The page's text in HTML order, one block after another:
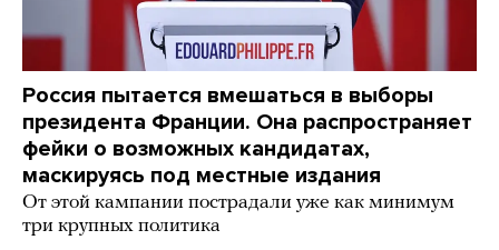
Россия пытается вмешаться в выборы
президента Франции. Она распространяет
фейки о возможных кандидатах,
маскируясь под местные издания
От этой кампании пострадали уже как минимум
три крупных политика